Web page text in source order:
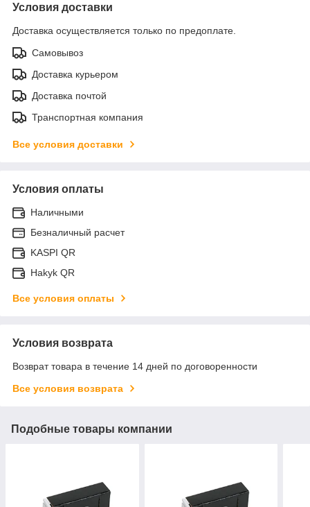
Условия доставки
Доставка осуществляется только по предоплате.
Самовывоз
Доставка курьером
Доставка почтой
Транспортная компания
Все условия доставки
Условия оплаты
Наличными
Безналичный расчет
KASPI QR
Hakyk QR
Все условия оплаты
Условия возврата
Возврат товара в течение 14 дней по договоренности
Все условия возврата
Подобные товары компании